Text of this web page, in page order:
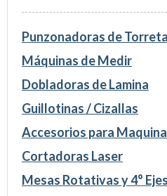
Punzonadoras de Torreta
Máquinas de Medir
Dobladoras de Lamina
Guillotinas / Cizallas
Accesorios para
Cortadoras Laser
Mesas Rotativas y 4° Ejes